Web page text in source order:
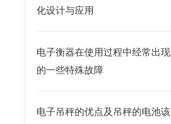
化设计与应用
电子衡器在使用过程中经常出现
的一些特殊故障
电子吊秤的优点及吊秤的电池该